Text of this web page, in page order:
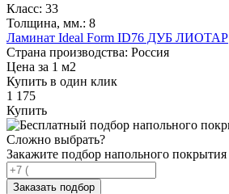
Класс: 33
Толщина, мм.: 8
Ламинат Ideal Form ID76 ДУБ ЛИОТАР
Страна производства: Россия
Цена за 1 м2
Купить в один клик
1 175
Купить
Сложно выбрать?
Закажите подбор напольного покрытия
Заказать подбор